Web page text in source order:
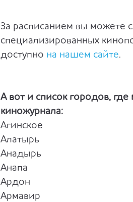
За расписанием вы можете
специализированных
доступно на нашем сайте.
А вот и список городов,
киножурнала:
Агинское
Алатырь
Анадырь
Анапа
Ардон
Армавир